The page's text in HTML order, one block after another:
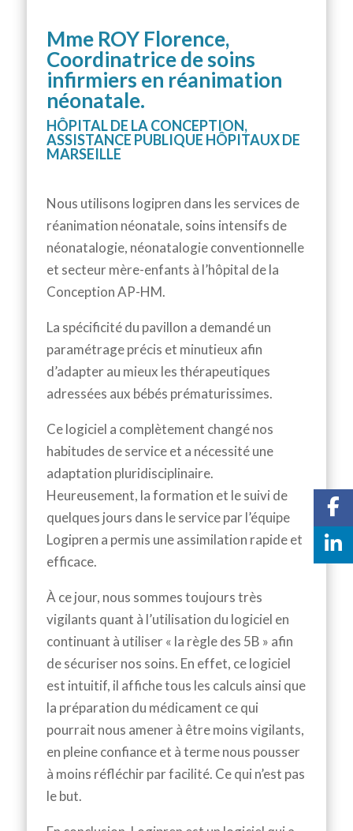
Mme ROY Florence,
Coordinatrice de soins
infirmiers en réanimation
néonatale.
HÔPITAL DE LA CONCEPTION,
ASSISTANCE PUBLIQUE HÔPITAUX DE
MARSEILLE
Nous utilisons logipren dans les services de
réanimation néonatale, soins intensifs de
néonatalogie, néonatalogie conventionnelle
et secteur mère-enfants à l’hôpital de la
Conception AP-HM.
La spécificité du pavillon a demandé un
paramétrage précis et minutieux afin
d’adapter au mieux les thérapeutiques
adressées aux bébés prématurissimes.
Ce logiciel a complètement changé nos
habitudes de service et a nécessité une
adaptation pluridisciplinaire.
Heureusement, la formation et le suivi de
quelques jours dans le service par l’équipe
Logipren a permis une assimilation rapide et
efficace.
À ce jour, nous sommes toujours très
vigilants quant à l’utilisation du logiciel en
continuant à utiliser « la règle des 5B » afin
de sécuriser nos soins. En effet, ce logiciel
est intuitif, il affiche tous les calculs ainsi que
la préparation du médicament ce qui
pourrait nous amener à être moins vigilants,
en pleine confiance et à terme nous pousser
à moins réfléchir par facilité. Ce qui n’est pas
le but.